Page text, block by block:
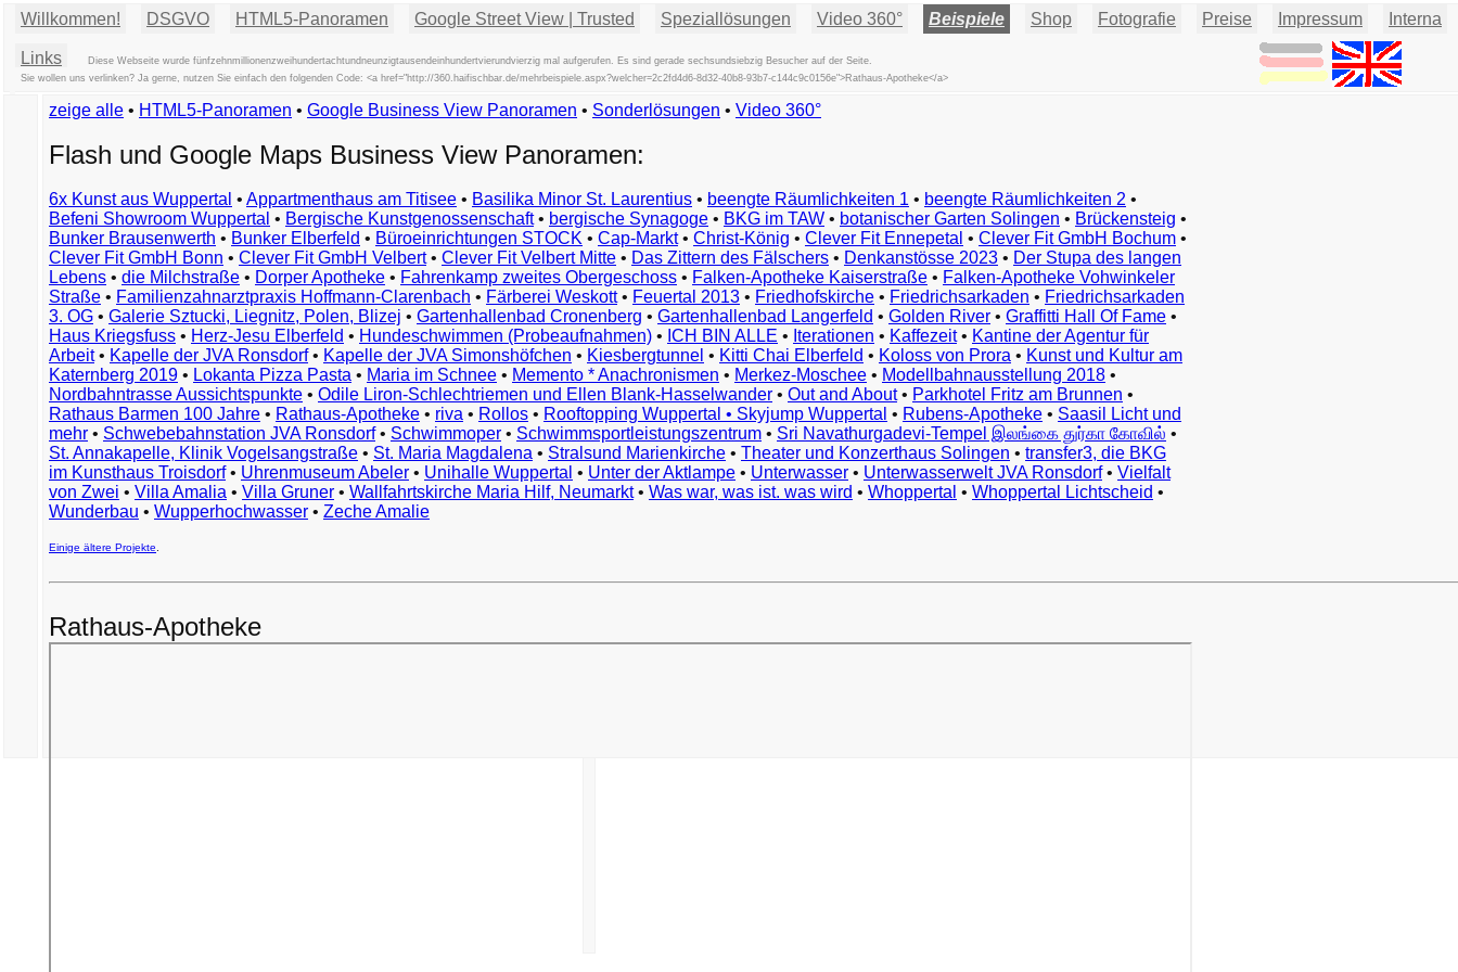
Willkommen! DSGVO HTML5-Panoramen Google Street View | Trusted Speziallösungen Video 360° Beispiele Shop Fotografie Preise Impressum Interna
Links
Diese Webseite wurde fünfzehnmillionenzweihundertachtundneunzigtausendeinhundertvierundvierzig mal aufgerufen. Es sind gerade sechsundsiebzig Besucher auf der Seite.
Sie wollen uns verlinken? Ja gerne, nutzen Sie einfach den folgenden Code: <a href="http://360.haifischbar.de/mehrbeispiele.aspx?welcher=2c2fd4d6-8d32-40b8-93b7-c144c9c0156e">Rathaus-Apotheke</a>
Beispiele
Exemples
Vorbeelden
Przykłady
Ejemplos
Örnekler
Παραδείγματα
Примеры
示
例
例
예
zeige alle • HTML5-Panoramen • Google Business View Panoramen • Sonderlösungen • Video 360°
Flash und Google Maps Business View Panoramen:
6x Kunst aus Wuppertal • Appartmenthaus am Titisee • Basilika Minor St. Laurentius • beengte Räumlichkeiten 1 • beengte Räumlichkeiten 2 •
Befeni Showroom Wuppertal • Bergische Kunstgenossenschaft• bergische Synagoge • BKG im TAW • botanischer Garten Solingen • Brückensteig •
Bunker Brausenwerth • Bunker Elberfeld • Büroeinrichtungen STOCK • Cap-Markt• Christ-König • Clever Fit Ennepetal • Clever Fit GmbH Bochum •
Clever Fit GmbH Bonn • Clever Fit GmbH Velbert• Clever Fit Velbert Mitte • Das Zittern des Fälschers • Denkanstösse 2023 • Der Stupa des langen
Lebens • die Milchstraße • Dorper Apotheke • Fahrenkamp zweites Obergeschoss • Falken-Apotheke Kaiserstraße • Falken-Apotheke Vohwinkeler
Straße • Familienzahnarztpraxis Hoffmann-Clarenbach • Färberei Weskott• Feuertal 2013 • Friedhofskirche • Friedrichsarkaden • Friedrichsarkaden
3. OG • Galerie Sztucki, Liegnitz, Polen, Blizej • Gartenhallenbad Cronenberg • Gartenhallenbad Langerfeld • Golden River • Graffitti Hall Of Fame •
Haus Kriegsfuss • Herz-Jesu Elberfeld • Hundeschwimmen (Probeaufnahmen) • ICH BIN ALLE • Iterationen • Kaffezeit• Kantine der Agentur für
Arbeit• Kapelle der JVA Ronsdorf• Kapelle der JVA Simonshöfchen • Kiesbergtunnel • Kitti Chai Elberfeld • Koloss von Prora • Kunst und Kultur am
Katernberg 2019 • Lokanta Pizza Pasta • Maria im Schnee • Memento * Anachronismen • Merkez-Moschee • Modellbahnausstellung 2018 •
Nordbahntrasse Aussichtspunkte • Odile Liron-Schlechtriemen und Ellen Blank-Hasselwander • Out and About• Parkhotel Fritz am Brunnen •
Rathaus Barmen 100 Jahre • Rathaus-Apotheke • riva • Rollos • Rooftopping Wuppertal • Skyjump Wuppertal • Rubens-Apotheke • Saasil Licht und
mehr • Schwebebahnstation JVA Ronsdorf• Schwimmoper • Schwimmsportleistungszentrum • Sri Navathurgadevi-Tempel இலங்கை துர்கா கோவில் •
St. Annakapelle, Klinik Vogelsangstraße • St. Maria Magdalena • Stralsund Marienkirche • Theater und Konzerthaus Solingen • transfer3, die BKG
im Kunsthaus Troisdorf• Uhrenmuseum Abeler • Unihalle Wuppertal • Unter der Aktlampe • Unterwasser • Unterwasserwelt JVA Ronsdorf• Vielfalt
von Zwei • Villa Amalia • Villa Gruner • Wallfahrtskirche Maria Hilf, Neumarkt• Was war, was ist. was wird • Whoppertal • Whoppertal Lichtscheid •
Wunderbau • Wupperhochwasser • Zeche Amalie
Einige ältere Projekte
Rathaus-Apotheke